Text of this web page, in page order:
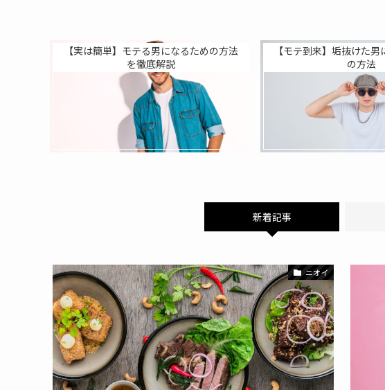
【実は簡単】モテる男になるための方法
を徹底解説
【モテ到来】垢抜けた
の方法
新着記事
ニオイ